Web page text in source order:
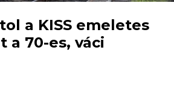
a KISS emeletes
a 70-es, váci